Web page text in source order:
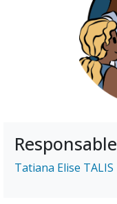
Responsable
Tatiana Elise TALIS